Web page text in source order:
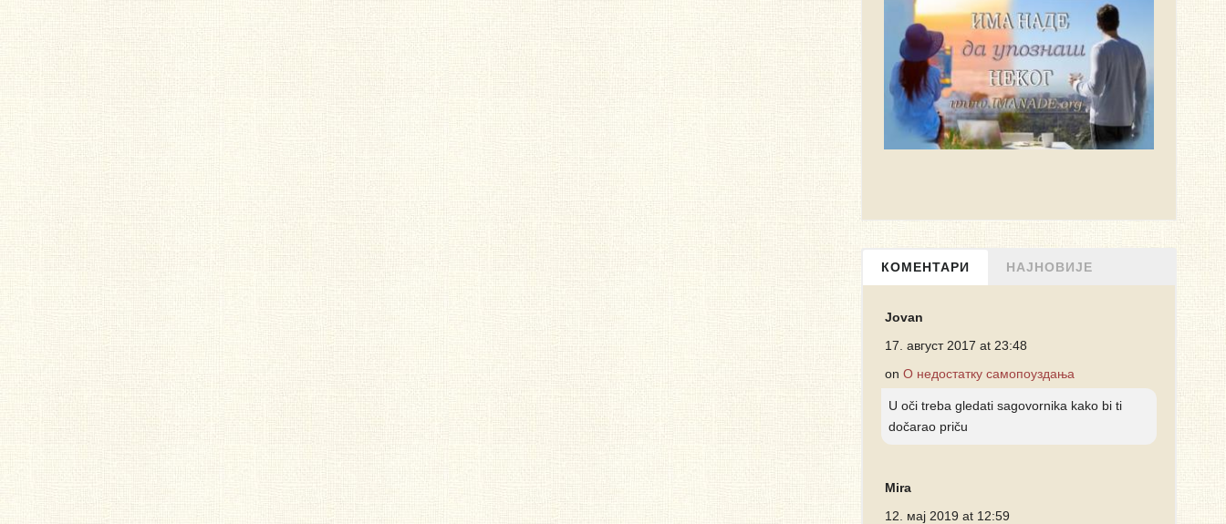
КОМЕНТАРИ НАЈНОВИЈЕ
Jovan
17. август 2017 at 23:48
onО недостатку самопоуздања
U oči treba gledati sagovornika kako bi ti
dočarao priču
Mira
12. мај 2019 at 12:59